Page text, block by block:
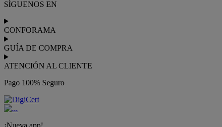
SÍGUENOS EN
CONFORAMA
GUÍA DE COMPRA
ATENCIÓN AL CLIENTE
Pago 100% Seguro
¡Nueva app!